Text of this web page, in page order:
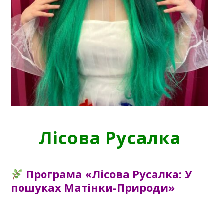
Лісова Русалка
Програма «Лісова Русалка: У
пошуках Матінки-Природи»